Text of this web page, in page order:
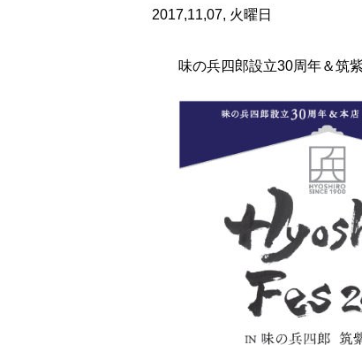
2017,11,07, 火曜日
味の兵四郎設立30周年＆筑